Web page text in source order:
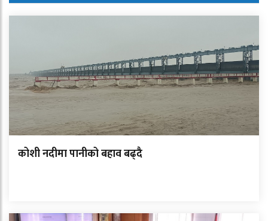
कोशी नदीमा पानीको बहाव बढ्दै